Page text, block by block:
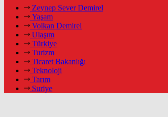
Zeynep Sever Demirel
Yaşam
Volkan Demirel
Ulaşım
Türkiye
Turizm
Ticaret Bakanlığı
Teknoloji
Tarım
Suriye